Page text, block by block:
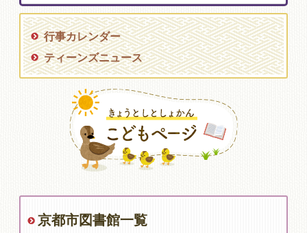
行事カレンダー
ティーンズニュース
京都市図書館一覧